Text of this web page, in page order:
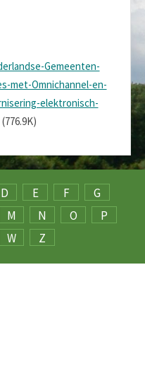
Gemeenten-
met-Omnichannel-en-
elektronisch-
(776.9K)
D E F
G
M N O
P
W Z